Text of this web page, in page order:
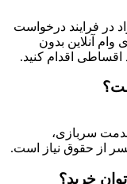
در فرایند درخواست
وام آنلاین بدون
اقدام کنید.
سربازی،
از حقوق نیاز است.
خرید؟